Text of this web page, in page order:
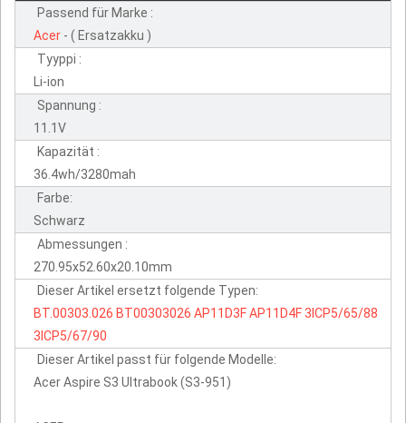
Passend für Marke :
Acer - ( Ersatzakku )
Tyyppi :
Li-ion
Spannung :
11.1V
Kapazität :
36.4wh/3280mah
Farbe:
Schwarz
Abmessungen :
270.95x52.60x20.10mm
Dieser Artikel ersetzt folgende Typen:
BT.00303.026 BT00303026 AP11D3FAP11D4F3ICP5/65/88
3ICP5/67/90
Dieser Artikel passt für folgende Modelle:
Acer Aspire S3 Ultrabook (S3-951)